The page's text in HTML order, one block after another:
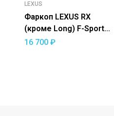
LEXUS
Фаркоп LEXUS RX
(кроме Long) F-Sport
2015-19 — съемный
16 700 ₽